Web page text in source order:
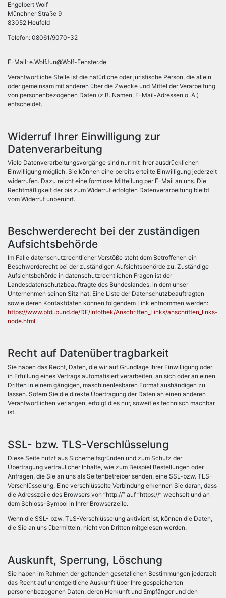
Engelbert Wolf
Münchner Straße 9
83052 Heufeld
Telefon: 08061/9070-32
E-Mail: e.WolfJun@Wolf-Fenster.de
Verantwortliche Stelle ist die natürliche oder juristische Person, die allein
oder gemeinsam mit anderen über die Zwecke und Mittel der Verarbeitung
von personenbezogenen Daten (z.B. Namen, E-Mail-Adressen o. Ä.)
entscheidet.
Widerruf Ihrer Einwilligung zur
Datenverarbeitung
Viele Datenverarbeitungsvorgänge sind nur mit Ihrer ausdrücklichen
Einwilligung möglich. Sie können eine bereits erteilte Einwilligung jederzeit
widerrufen. Dazu reicht eine formlose Mitteilung per E-Mail an uns. Die
Rechtmäßigkeit der bis zum Widerruf erfolgten Datenverarbeitung bleibt
vom Widerruf unberührt.
Beschwerderecht bei der zuständigen
Aufsichtsbehörde
Im Falle datenschutzrechtlicher Verstöße steht dem Betroffenen ein
Beschwerderecht bei der zuständigen Aufsichtsbehörde zu. Zuständige
Aufsichtsbehörde in datenschutzrechtlichen Fragen ist der
Landesdatenschutzbeauftragte des Bundeslandes, in dem unser
Unternehmen seinen Sitz hat. Eine Liste der Datenschutzbeauftragten
sowie deren Kontaktdaten können folgendem Link entnommen werden:
https://www.bfdi.bund.de/DE/Infothek/Anschriften_Links/anschriften_links-
node.html.
Recht auf Datenübertragbarkeit
Sie haben das Recht, Daten, die wir auf Grundlage Ihrer Einwilligung oder
in Erfüllung eines Vertrags automatisiert verarbeiten, an sich oder an einen
Dritten in einem gängigen, maschinenlesbaren Format aushändigen zu
lassen. Sofern Sie die direkte Übertragung der Daten an einen anderen
Verantwortlichen verlangen, erfolgt dies nur, soweit es technisch machbar
ist.
SSL- bzw. TLS-Verschlüsselung
Diese Seite nutzt aus Sicherheitsgründen und zum Schutz der
Übertragung vertraulicher Inhalte, wie zum Beispiel Bestellungen oder
Anfragen, die Sie an uns als Seitenbetreiber senden, eine SSL-bzw. TLS-
Verschlüsselung. Eine verschlüsselte Verbindung erkennen Sie daran, dass
die Adresszeile des Browsers von “http://” auf “https://” wechselt und an
dem Schloss-Symbol in Ihrer Browserzeile.
Wenn die SSL- bzw. TLS-Verschlüsselung aktiviert ist, können die Daten,
die Sie an uns übermitteln, nicht von Dritten mitgelesen werden.
Auskunft, Sperrung, Löschung
Sie haben im Rahmen der geltenden gesetzlichen Bestimmungen jederzeit
das Recht auf unentgeltliche Auskunft über Ihre gespeicherten
personenbezogenen Daten, deren Herkunft und Empfänger und den